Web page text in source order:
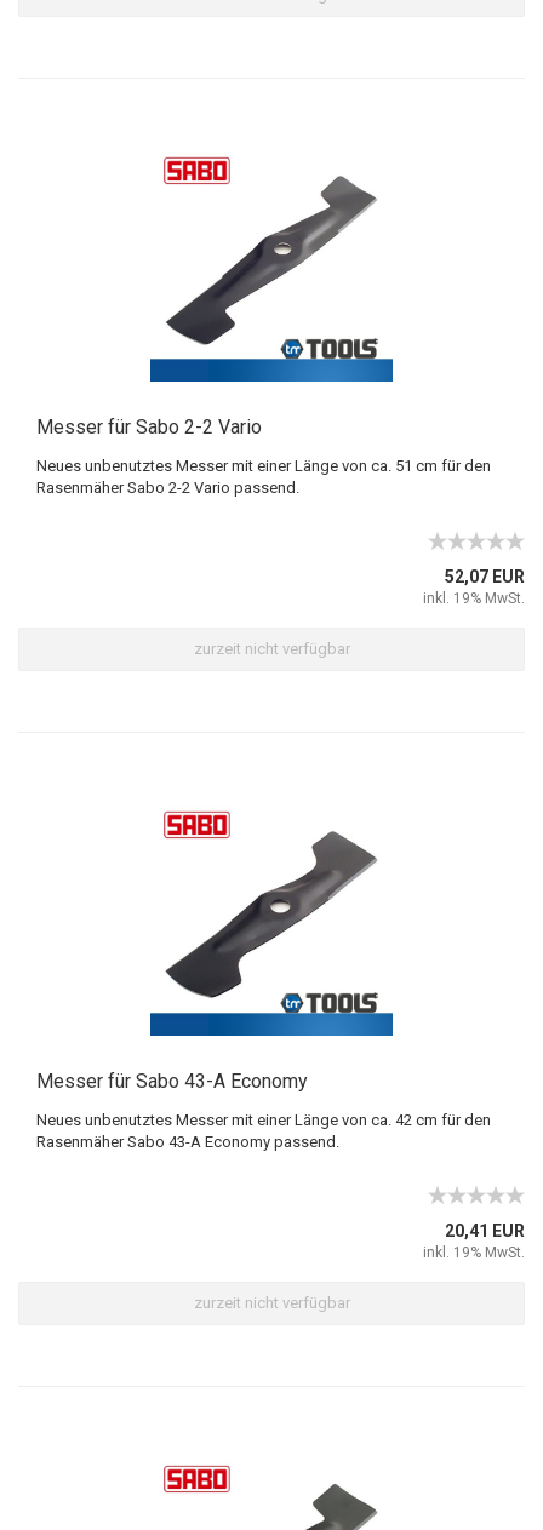
Messer für Sabo 2-2 Vario
Neues unbenutztes Messer mit einer Länge von ca. 51 cm für den
Rasenmäher Sabo 2-2 Vario passend.
52,07 EUR
inkl. 19% MwSt.
zurzeit nicht verfügbar
Messer für Sabo 43-A Economy
Neues unbenutztes Messer mit einer Länge von ca. 42 cm für den
Rasenmäher Sabo 43-A Economy passend.
20,41 EUR
inkl. 19% MwSt.
zurzeit nicht verfügbar